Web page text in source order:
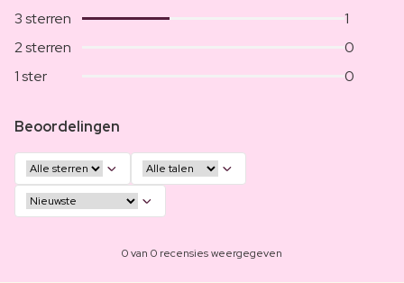
3 sterren
1
2 sterren
0
1 ster
0
Beoordelingen
0 van 0 recensies weergegeven